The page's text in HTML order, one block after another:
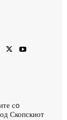
сo
Скопскиот